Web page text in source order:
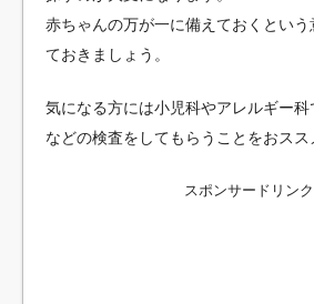
赤ちゃんの万が一に備えておくとい
ておきましょう。
気になる方には小児科やアレルギー科
などの検査をしてもらうことをおスス
スポンサードリンク